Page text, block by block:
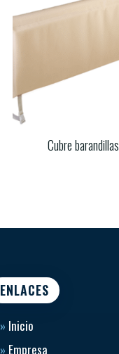
Cubre
ENLACES
» Inicio
» Empresa